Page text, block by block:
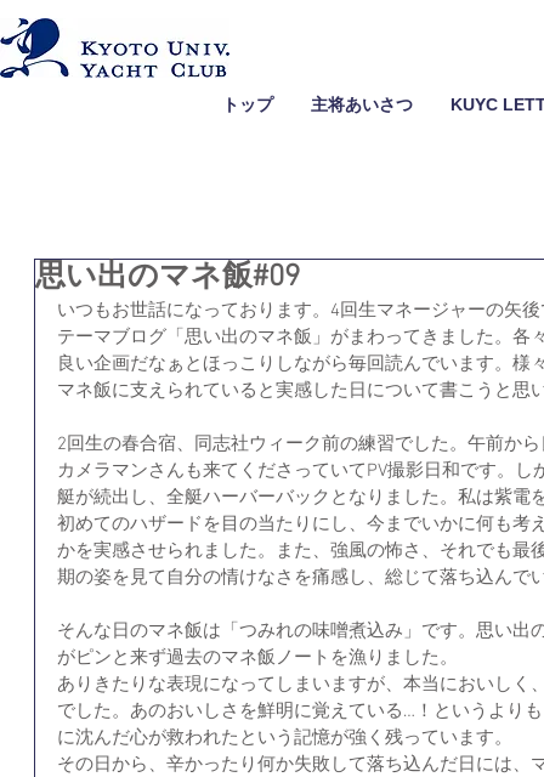
トップ 主将あいさつ KUYC
思い出のマネ飯#09
いつもお世話になっております。4回生マネージャーの矢
テーマブログ「思い出のマネ飯」がまわってきました。各
良い企画だなぁとほっこりしながら毎回読んでいます。様
マネ飯に支えられていると実感した日について書こうと思
2回生の春合宿、同志社ウィーク前の練習でした。午前か
カメラマンさんも来てくださっていてPV撮影日和です。
艇が続出し、全艇ハーバーバックとなりました。私は紫電
初めてのハザードを目の当たりにし、今までいかに何も考
かを実感させられました。また、強風の怖さ、それでも最
期の姿を見て自分の情けなさを痛感し、総じて落ち込んで
そんな日のマネ飯は「つみれの味噌煮込み」です。思い出
がピンと来ず過去のマネ飯ノートを漁りました。
ありきたりな表現になってしまいますが、本当においしく
でした。あのおいしさを鮮明に覚えている…！というより
に沈んだ心が救われたという記憶が強く残っています。
その日から、辛かったり何か失敗して落ち込んだ日には、